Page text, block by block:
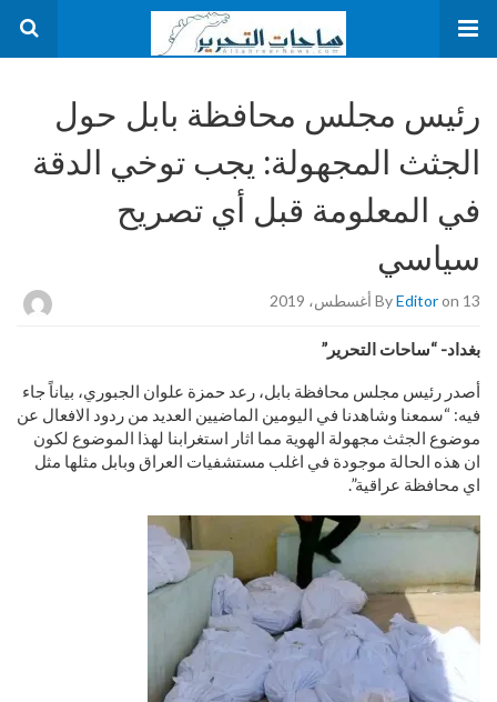
رئيس مجلس محافظة بابل حول
الجثث المجهولة: يجب توخي الدقة
في المعلومة قبل أي تصريح
سياسي
ByEditoron 13 أغسطس، 2019
بغداد- “ساحات التحرير”
أصدر رئيس مجلس محافظة بابل، رعد حمزة علوان الجبوري، بياناً جاء
فيه: “سمعنا وشاهدنا في اليومين الماضيين العديد من ردود الافعال عن
موضوع الجثث مجهولة الهوية مما اثار استغرابنا لهذا الموضوع لكون
ان هذه الحالة موجودة في اغلب مستشفيات العراق وبابل مثلها مثل
اي محافظة عراقية”.